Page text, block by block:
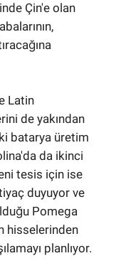
Çin'e olan
Latin
de yakından
batarya üretim
da ikinci
tesis için ise
duyuyor ve
Pomega
hisselerinden
planlıyor.